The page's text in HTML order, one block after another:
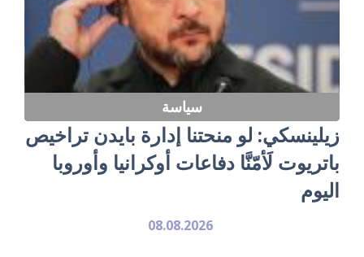
سياسة
زيلينسكي: لو منحتنا إدارة بايدن تراخيص
باتريوت لَأمّنَّا دفاعات أوكرانيا وأوروبا
اليوم
08.08.2026